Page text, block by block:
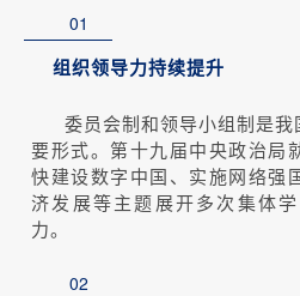
01
组织领导力持续提升
委员会制和领导小组制是
要形式。第十九届中央政治局
快建设数字中国、实施网络强
济发展等主题展开多次集体
力。
02